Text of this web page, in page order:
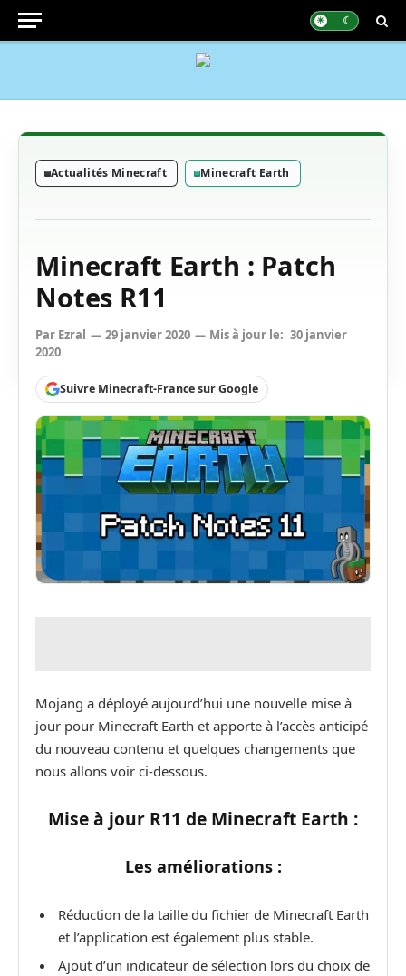
Actualités Minecraft Minecraft Earth
Minecraft Earth : Patch
Notes R11
Par Ezral 29 janvier 2020 Mis à jour le: 30 janvier
2020
Suivre Minecraft-France sur Google
Mojang a déployé aujourd’hui une nouvelle mise à
jour pour Minecraft Earth et apporte à l’accès anticipé
du nouveau contenu et quelques changements que
nous allons voir ci-dessous.
Mise à jour R11 de Minecraft Earth :
Les améliorations :
Réduction de la taille du fichier de Minecraft Earth
et l’application est également plus stable.
Ajout d’un indicateur de sélection lors du choix de